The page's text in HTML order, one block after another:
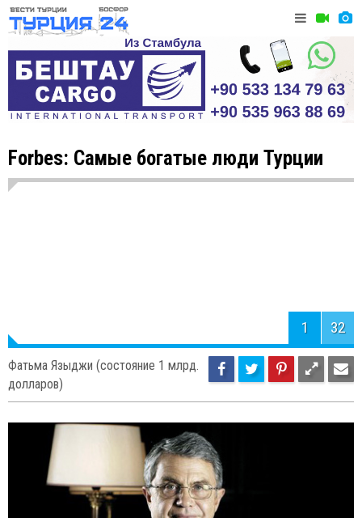
Forbes: Самые богатые люди Турции
1 32
Фатьма Языджи (состояние 1 млрд.
долларов)